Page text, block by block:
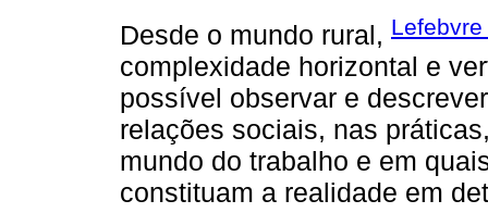
Desde o mundo rural,
complexidade horizontal e
possível observar e
relações sociais, nas
mundo do trabalho e em
constituam a realidade em